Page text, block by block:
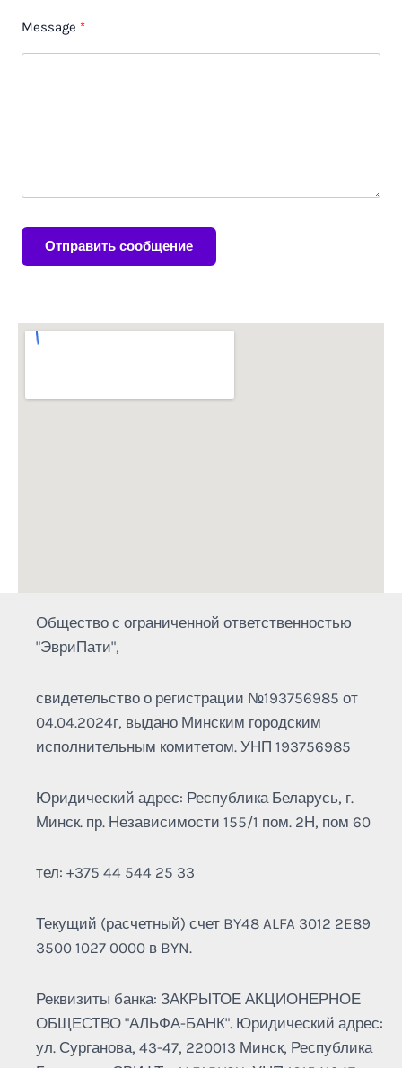
Message
Отправить сообщение
Общество с ограниченной ответственностью
"ЭвриПати",
свидетельство о регистрации №193756985 от
04.04.2024г, выдано Минским городским
исполнительным комитетом. УНП 193756985
Юридический адрес: Республика Беларусь, г.
Минск. пр. Независимости 155/1 пом. 2Н, пом 60
тел: +375 44 544 25 33
Текущий (расчетный) счет BY48 ALFA 3012 2E89
3500 1027 0000 в BYN.
Реквизиты банка: ЗАКРЫТОЕ АКЦИОНЕРНОЕ
ОБЩЕСТВО "АЛЬФА-БАНК". Юридический адрес:
ул. Сурганова, 43-47, 220013 Минск, Республика